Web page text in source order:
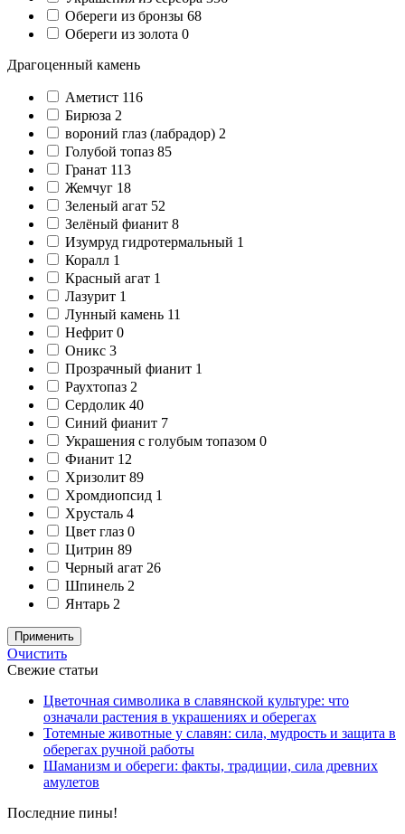
Обереги из бронзы 68
Обереги из золота 0
Драгоценный камень
Аметист 116
Бирюза 2
вороний глаз (лабрадор) 2
Голубой топаз 85
Гранат 113
Жемчуг 18
Зеленый агат 52
Зелёный фианит 8
Изумруд гидротермальный 1
Коралл 1
Красный агат 1
Лазурит 1
Лунный камень 11
Нефрит 0
Оникс 3
Прозрачный фианит 1
Раухтопаз 2
Сердолик 40
Синий фианит 7
Украшения с голубым топазом 0
Фианит 12
Хризолит 89
Хромдиопсид 1
Хрусталь 4
Цвет глаз 0
Цитрин 89
Черный агат 26
Шпинель 2
Янтарь 2
Применить
Очистить
Свежие статьи
Цветочная символика в славянской культуре: что
означали растения в украшениях и оберегах
Тотемные животные у славян: сила, мудрость и защита в
оберегах ручной работы
Шаманизм и обереги: факты, традиции, сила древних
амулетов
Последние пины!